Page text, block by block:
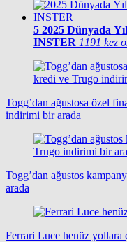
5 2025 Dünyada
INSTER 1191 kez
Togg’dan ağustosa özel
indirimi bir arada
Togg’dan ağustos
arada
Ferrari Luce henüz yollara